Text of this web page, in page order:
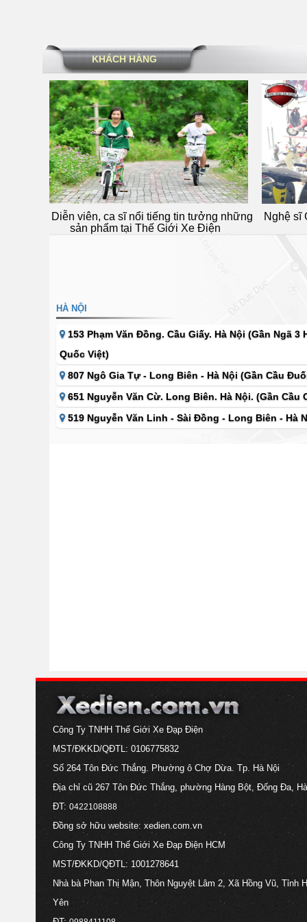
KHÁCH HÀNG
tưởng những
Nghệ sĩ Giang Còi tin tưởng sản phẩm tại
Thế Giới Xe Điện
HÀ NỘI
153 Phạm Văn Đồng. Cầu Giấy. Hà Nội (Gần Ngã 3
Quốc Việt)
807 Ngô Gia Tự - Long Biên - Hà Nội (Gần Cầu
651 Nguyễn Văn Cừ. Long Biên. Hà Nội. (Gần Cầu
519 Nguyễn Văn Linh - Sài Đồng - Long Biên - Hà
Công Ty TNHH Thế Giới Xe Đạp Điện
MST/ĐKKD/QĐTL: 0106775832
Số 264 Tôn Đức Thắng. Phường ô Chợ Dừa. Tp. Hà Nội
Địa chỉ cũ 267 Tôn Đức Thắng, phường Hàng Bột, Đống Đa,
ĐT: 0422108888
Đồng sở hữu website: xedien.com.vn
Công Ty TNHH Thế Giới Xe Đạp Điện HCM
MST/ĐKKD/QĐTL: 1001278641
Nhà bà Phan Thị Mận, Thôn Nguyệt Lâm 2, Xã Hồng Vũ, Tỉnh
Yên